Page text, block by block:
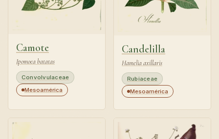
Camote
Ipomoea batatas
Convolvulaceae
Mesoamérica
Candelilla
Hamelia axillaris
Rubiaceae
Mesoamérica